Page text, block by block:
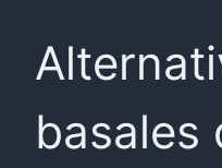
basales